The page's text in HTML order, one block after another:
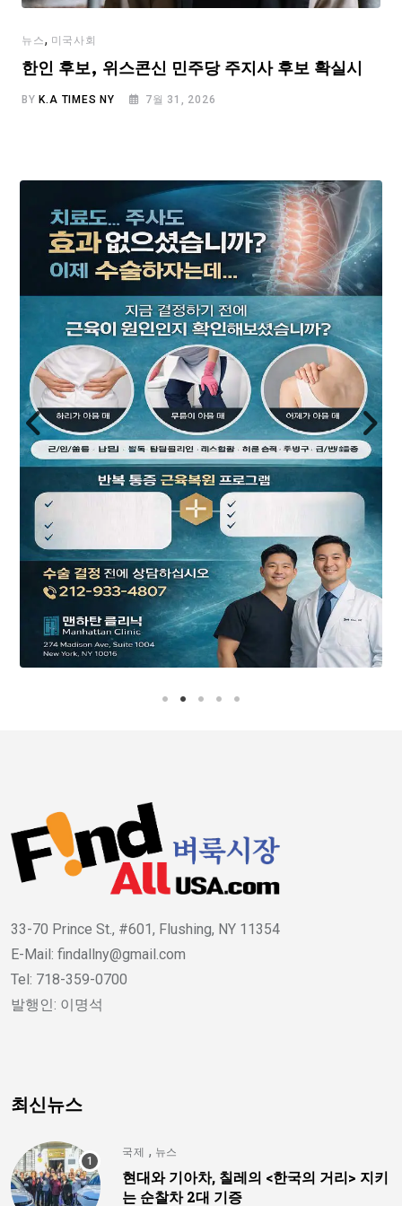
뉴스, 미국사회
한인 후보, 위스콘신 민주당 주지사 후보 확실시
BY K.A TIMES NY 7월 31, 2026
33-70 Prince St., #601, Flushing, NY 11354
E-Mail: findallny@gmail.com
Tel: 718-359-0700
발행인: 이명석
최신뉴스
국제 , 뉴스
현대와 기아차, 칠레의 <한국의 거리> 지키
는 순찰차 2대 기증